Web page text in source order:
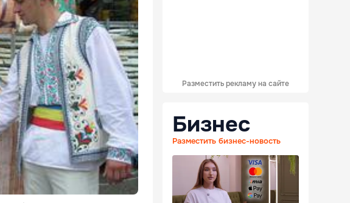
Разместить рекламу на сайте
Бизнес
Разместить бизнес-новость